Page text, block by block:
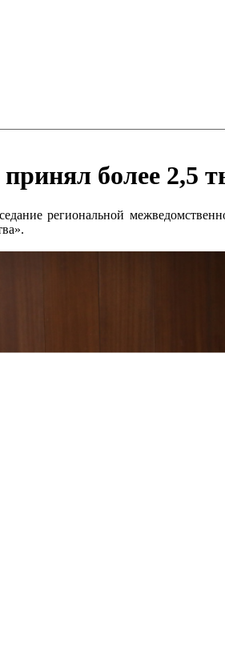
более 2,5
региональной